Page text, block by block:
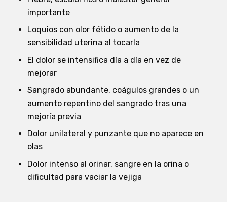
importante
Loquios con olor fétido o aumento de la
sensibilidad uterina al tocarla
El dolor se intensifica día a día en vez de
mejorar
Sangrado abundante, coágulos grandes o un
aumento repentino del sangrado tras una
mejoría previa
Dolor unilateral y punzante que no aparece en
olas
Dolor intenso al orinar, sangre en la orina o
dificultad para vaciar la vejiga